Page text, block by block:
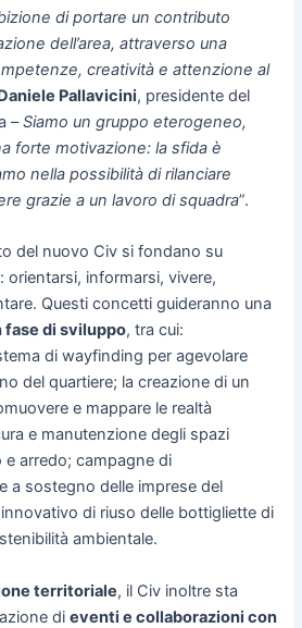
di portare un contributo
dell’area, attraverso una
creatività e attenzione al
Pallavicini, presidente del
–Siamo un gruppo eterogeneo,
forte motivazione: la sfida è
nella possibilità di rilanciare
grazie a un lavoro di squadra”.
del nuovo Civ si fondano su
: orientarsi, informarsi, vivere,
Questi concetti guideranno una
fase di sviluppo, tra cui:
di wayfinding per agevolare
del quartiere; la creazione di un
e mappare le realtà
e manutenzione degli spazi
arredo; campagne di
a sostegno delle imprese del
di riuso delle bottigliette di
ambientale.
territoriale, il Civ inoltre sta
dieventi e collaborazioni con